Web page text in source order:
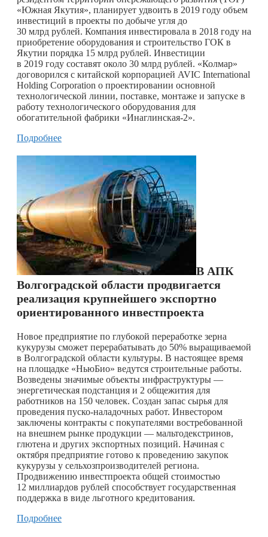
«Южная Якутия», планирует удвоить в 2019 году объем
инвестиций в проекты по добыче угля до
30 млрд рублей. Компания инвестировала в 2018 году на
приобретение оборудования и строительство ГОК в
Якутии порядка 15 млрд рублей. Инвестиции
в 2019 году составят около 30 млрд рублей. «Колмар»
договорился с китайской корпорацией AVIC International
Holding Corporation о проектировании основной
технологической линии, поставке, монтаже и запуске в
работу технологического оборудования для
обогатительной фабрики «Инаглинская-2».
Подробнее
В АПК
Волгоградской области продвигается
реализация крупнейшего экспортно
ориентированного инвестпроекта
Новое предприятие по глубокой переработке зерна
кукурузы сможет перерабатывать до 50% выращиваемой
в Волгоградской области культуры. В настоящее время
на площадке «НьюБио» ведутся строительные работы.
Возведены значимые объекты инфраструктуры —
энергетическая подстанция и 2 общежития для
работников на 150 человек. Создан запас сырья для
проведения пуско-наладочных работ. Инвестором
заключены контракты с покупателями востребованной
на внешнем рынке продукции — мальтодекстринов,
глютена и других экспортных позиций. Начиная с
октября предприятие готово к проведению закупок
кукурузы у сельхозпроизводителей региона.
Продвижению инвестпроекта общей стоимостью
12 миллиардов рублей способствует государственная
поддержка в виде льготного кредитования.
Подробнее